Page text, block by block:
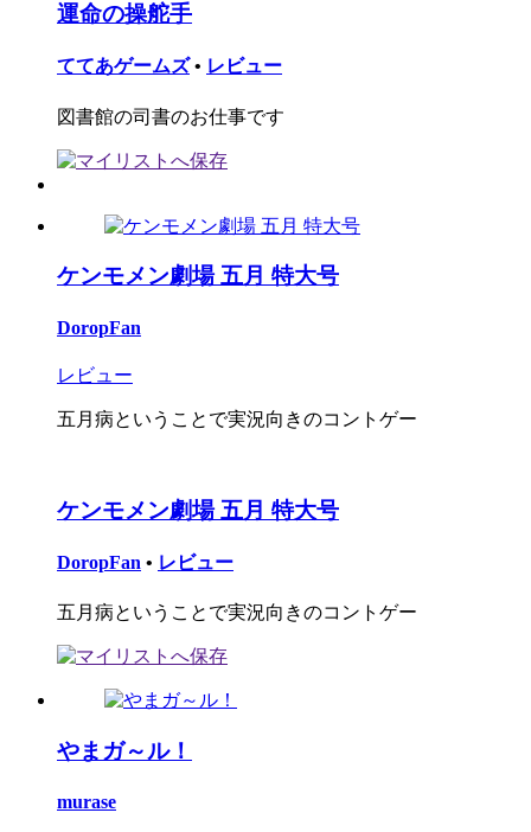
運命の操舵手
ててあゲームズ • レビュー
図書館の司書のお仕事です
ケンモメン劇場 五月 特大号
DoropFan
レビュー
五月病ということで実況向きのコントゲー
ケンモメン劇場 五月 特大号
DoropFan • レビュー
五月病ということで実況向きのコントゲー
やまガ～ル！
murase